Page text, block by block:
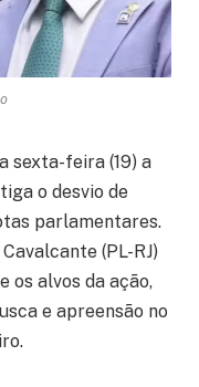
sexta-feira (19) a
o desvio de
parlamentares.
(PL-RJ)
os alvos da ação,
e apreensão no